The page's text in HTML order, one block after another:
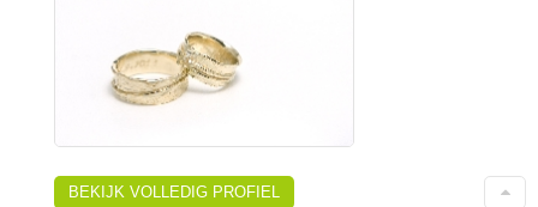
BEKIJK VOLLEDIG PROFIEL